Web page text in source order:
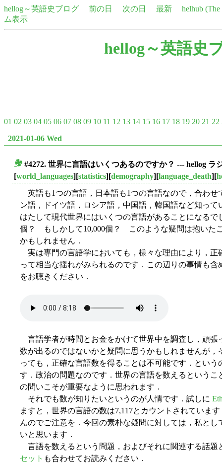
hellog～英語史ブログ 前の日 次の日 最新
helhub
ム表示
hellog～英語史
01 02 03 04 05 06 07 08 09 10 11 12 13 14 15 16 17 18 19 20 21 22
2021-01-06 Wed
#4272. 世界に言語はいくつあるのですか？ --- hellog ラ
[world_languages][statistics][demography][language_death][
英語も1つの言語，日本語も1つの言語なので，合わせ
ン語，ドイツ語，ロシア語，中国語，韓国語など知っ
はたして現代世界にはいくつの言語があることになる
個？ もしかして10,000個？ このような疑問は抱いた
かもしれません．
実は専門の言語学においても，様々な理由により，正
って相当な揺れがみられるのです．この辺りの事情も
をお聴きください．
言語学者が時間とお金をかけて世界中を調査し，頑張
数が出るのではないかと疑問に思うかもしれませんが
っても，正確な言語数を得ることは不可能です．とい
す．政治の問題なのです．世界の言語を数えるという
の問いこそが重要なように思われます．
それでも数が知りたいというのが人情です．試しに
ますと，世界の言語の数は7,117とカウントされていま
んのでご注意を．今回の素朴な疑問に対しては，私と
いと思います．
言語を数えるという問題，およびそれに関連する話題
セット も合わせてお読みください．